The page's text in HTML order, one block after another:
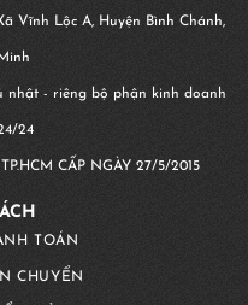
Vĩnh Lộc A, Huyện Bình Chánh,
nhật - riêng bộ phận kinh doanh
24
CẤP NGÀY 27/5/2015
TOÁN
CHUYỂN